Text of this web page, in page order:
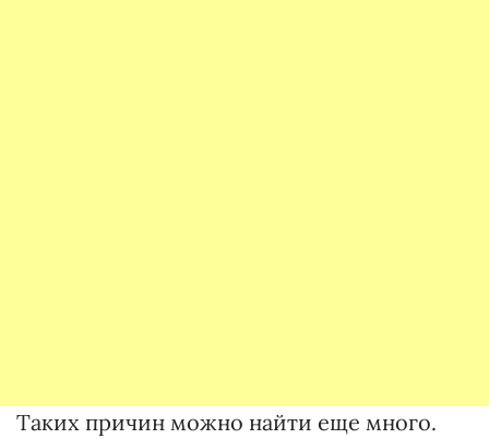
Таких причин можно найти еще много.